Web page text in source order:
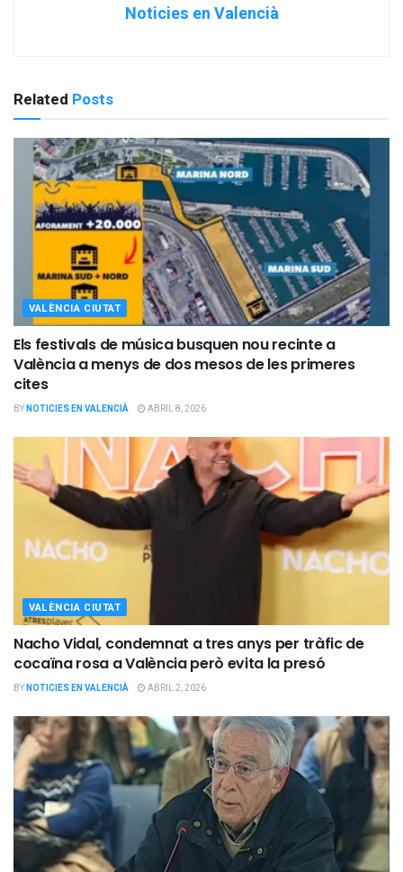
Noticies en Valencià
Related Posts
VALÈNCIA CIUTAT
Els festivals de música busquen nou recinte a
València a menys de dos mesos de les primeres
cites
BYNOTICIES EN VALENCIÀ ABRIL 8, 2026
VALÈNCIA CIUTAT
Nacho Vidal, condemnat a tres anys per tràfic de
cocaïna rosa a València però evita la presó
BYNOTICIES EN VALENCIÀ ABRIL 2, 2026